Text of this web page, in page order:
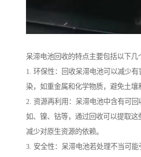
呆滞电池回收的特点主要包括以下几
1. 环保性：回收呆滞电池可以减少
染，如重金属和化学物质，避免土壤
2. 资源再利用：呆滞电池中含有可回
如、镍、钴等，通过回收可以提取这
减少对原生资源的依赖。
3. 安全性：呆滞电池若处理不当可能